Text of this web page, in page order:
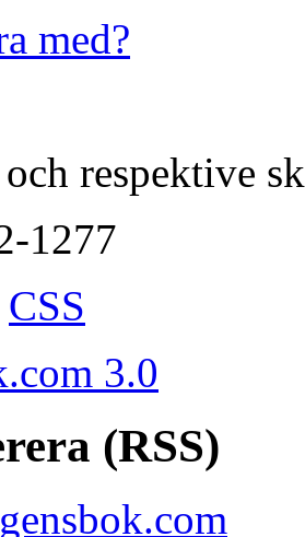
med?
respektive
1277
CSS
3.0
(RSS)